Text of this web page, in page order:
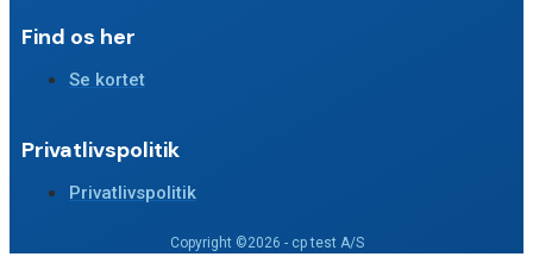
Find os her
Se kortet
Privatlivspolitik
Privatlivspolitik
Copyright ©2026 - cp test A/S